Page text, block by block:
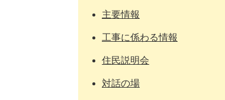
主要情報
工事に係わる情報
住民説明会
対話の場